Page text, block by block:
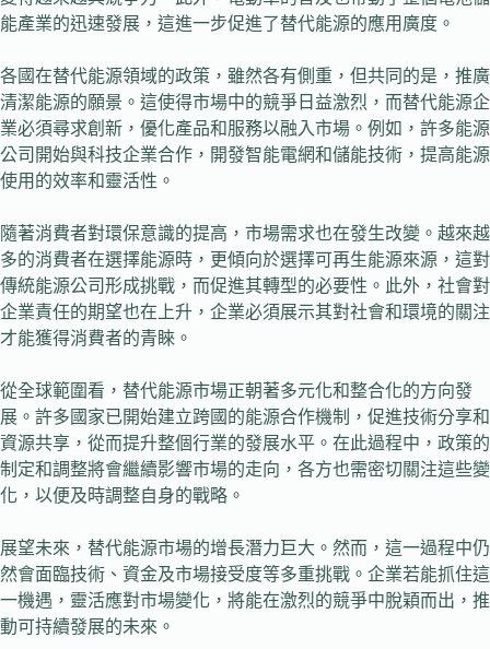
能產業的迅速發展，這進一步促進了替代能源的應用廣度。
各國在替代能源領域的政策，雖然各有側重，但共同的是，推廣
清潔能源的願景。這使得市場中的競爭日益激烈，而替代能源企
業必須尋求創新，優化產品和服務以融入市場。例如，許多能源
公司開始與科技企業合作，開發智能電網和儲能技術，提高能源
使用的效率和靈活性。
隨著消費者對環保意識的提高，市場需求也在發生改變。越來越
多的消費者在選擇能源時，更傾向於選擇可再生能源來源，這對
傳統能源公司形成挑戰，而促進其轉型的必要性。此外，社會對
企業責任的期望也在上升，企業必須展示其對社會和環境的關注
才能獲得消費者的青睞。
從全球範圍看，替代能源市場正朝著多元化和整合化的方向發
展。許多國家已開始建立跨國的能源合作機制，促進技術分享和
資源共享，從而提升整個行業的發展水平。在此過程中，政策的
制定和調整將會繼續影響市場的走向，各方也需密切關注這些變
化，以便及時調整自身的戰略。
展望未來，替代能源市場的增長潛力巨大。然而，這一過程中仍
然會面臨技術、資金及市場接受度等多重挑戰。企業若能抓住這
一機遇，靈活應對市場變化，將能在激烈的競爭中脫穎而出，推
動可持續發展的未來。